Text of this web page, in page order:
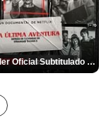
Primer Tráiler Oficial Subtitulado de 'Una última aventura: Detrás de cámaras de Stranger Things 5'